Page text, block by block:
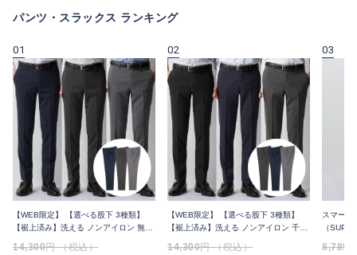
パンツ・スラックス ランキング
01
【WEB限定】 【選べる股下 3種類】
【裾上済み】洗える ノンアイロン 無地
14,300円 （税込）
02
【WEB限定】 【選べる股下 3種類】
【裾上済み】洗える ノンアイロン 千鳥
14,300円 （税込）
03
スマート
（
8,789